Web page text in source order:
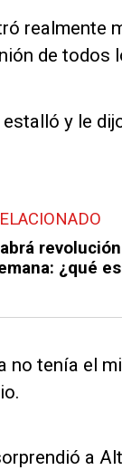
realmente
de
y le
¿qué
no tenía el
a